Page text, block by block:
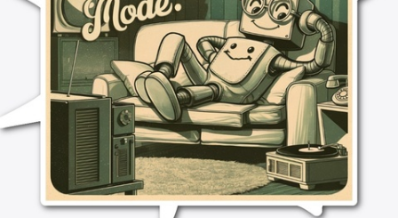
Vendez partout
Vendre n'importe quoi